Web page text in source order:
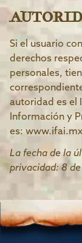
Si el usuario
derechos
personales,
autoridad es el
Información y
es:
La fecha de la
privacidad: 8